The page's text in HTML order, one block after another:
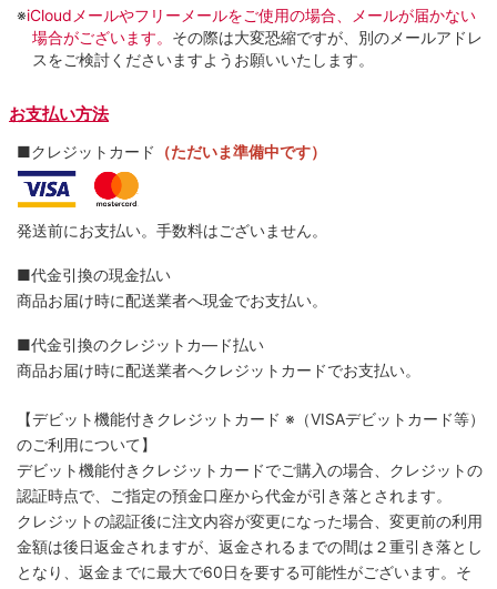
※iCloudメールやフリーメールをご使用の場合、メールが届かない
場合がございます。 その際は大変恐縮ですが、別のメールアドレ
スをご検討くださいますようお願いいたします。
お支払い方法
■クレジットカード （ただいま準備中です）
発送前にお支払い。手数料はございません。
■代金引換の現金払い
商品お届け時に配送業者へ現金でお支払い。
■代金引換のクレジットカ―ド払い
商品お届け時に配送業者へクレジットカードでお支払い。
【デビット機能付きクレジットカード ※（VISAデビットカード等）
のご利用について】
デビット機能付きクレジットカードでご購入の場合、クレジットの
認証時点で、ご指定の預金口座から代金が引き落とされます。
クレジットの認証後に注文内容が変更になった場合、変更前の利用
金額は後日返金されますが、返金されるまでの間は２重引き落とし
となり、返金までに最大で60日を要する可能性がございます。そ